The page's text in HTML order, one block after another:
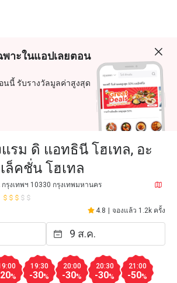
พาะในแอปเลยตอน
นนี้ รับรางวัลมูลค่าสูงสุด
แรม ดิ แอทธินี โฮเทล, อะ
ล็คชั่น โฮเทล
รุงเทพฯ 10330 กรุงเทพมหานคร
4.8 จองแล้ว 1.2k ครั้ง
%
19:30
-30%
20:00
-30%
20:30
-30%
21:00
-50%